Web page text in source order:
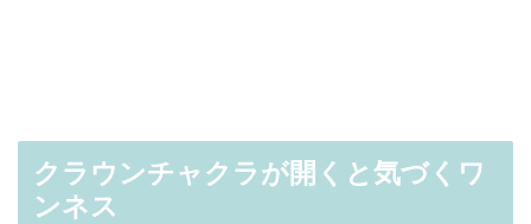
クラウンチャクラが開くと気づくワ
ンネス